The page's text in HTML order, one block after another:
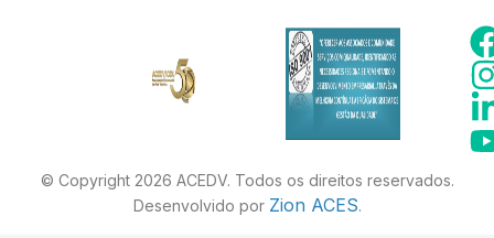
© Copyright 2026 ACEDV. Todos os direitos reservados.
Desenvolvido por Zion ACES.